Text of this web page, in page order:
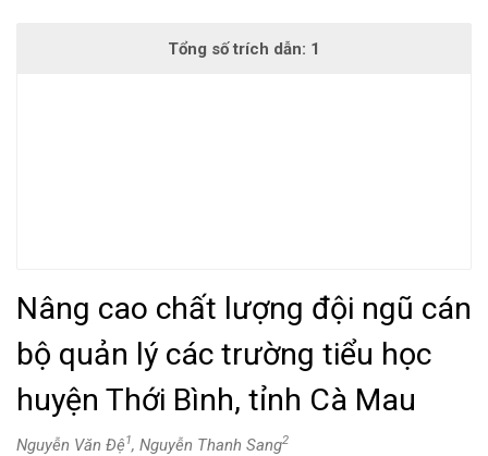
Nâng cao chất lượng đội ngũ cán
bộ quản lý các trường tiểu học
huyện Thới Bình, tỉnh Cà Mau
Nguyễn Văn Đệ1, Nguyễn Thanh Sang2